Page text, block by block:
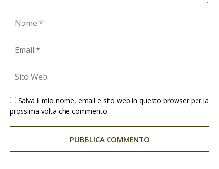
Salva il mio nome, email e sito web in questo browser per la
prossima volta che commento.